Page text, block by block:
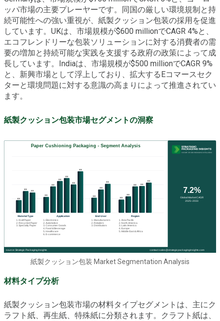
ッパ市場の主要プレーヤーです。同国の厳しい環境規制と持
続可能性への強い重視が、紙製クッション包装の採用を促進
しています。UKは、市場規模が$600 millionでCAGR 4%と、
エコフレンドリーな包装ソリューションに対する消費者の需
要の増加と持続可能な実践を支援する政府の政策によって成
長しています。Indiaは、市場規模が$500 millionでCAGR 9%
と、新興市場として浮上しており、拡大するEコマースセク
ターと環境問題に対する意識の高まりによって推進されてい
ます。
紙製クッション包装市場セグメントの洞察
紙製クッション包装 Market Segmentation Analysis
材料タイプ分析
紙製クッション包装市場の材料タイプセグメントは、主にク
ラフト紙、再生紙、特殊紙に分類されます。クラフト紙は、